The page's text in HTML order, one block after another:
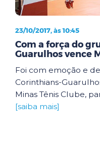
23/10/2017, às 10:45
Com a força do
Guarulhos vence
Foi com emoção e
Corinthians-
Minas Tênis Clube,
[saiba mais]